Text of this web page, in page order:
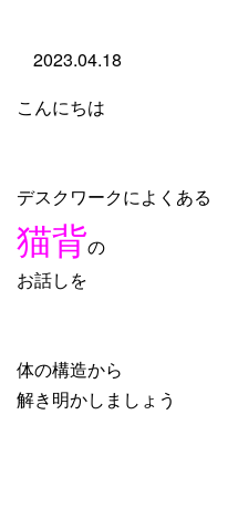
2023.04.18
こんにちは
デスクワークによくある
猫背の
お話しを
体の構造から
解き明かしましょう